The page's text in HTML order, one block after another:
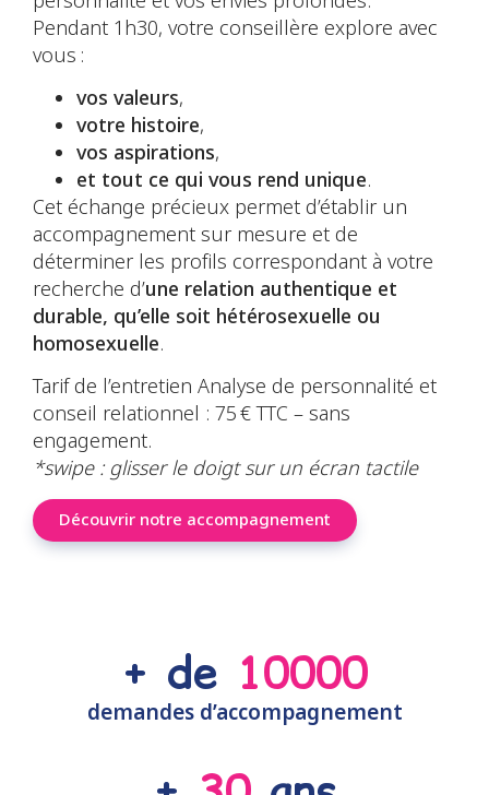
Pendant 1h30, votre conseillère explore avec
vous :
vos valeurs,
votre histoire,
vos aspirations,
et tout ce qui vous rend unique.
Cet échange précieux permet d’établir un
accompagnement sur mesure et de
déterminer les profils correspondant à votre
recherche d’une relation authentique et
durable, qu’elle soit hétérosexuelle ou
homosexuelle.
Tarif de l’entretien Analyse de personnalité et
conseil relationnel : 75 € TTC – sans
engagement.
*swipe : glisser le doigt sur un écran tactile
Découvrir notre accompagnement
demandes d’accompagnement
+ de 10000